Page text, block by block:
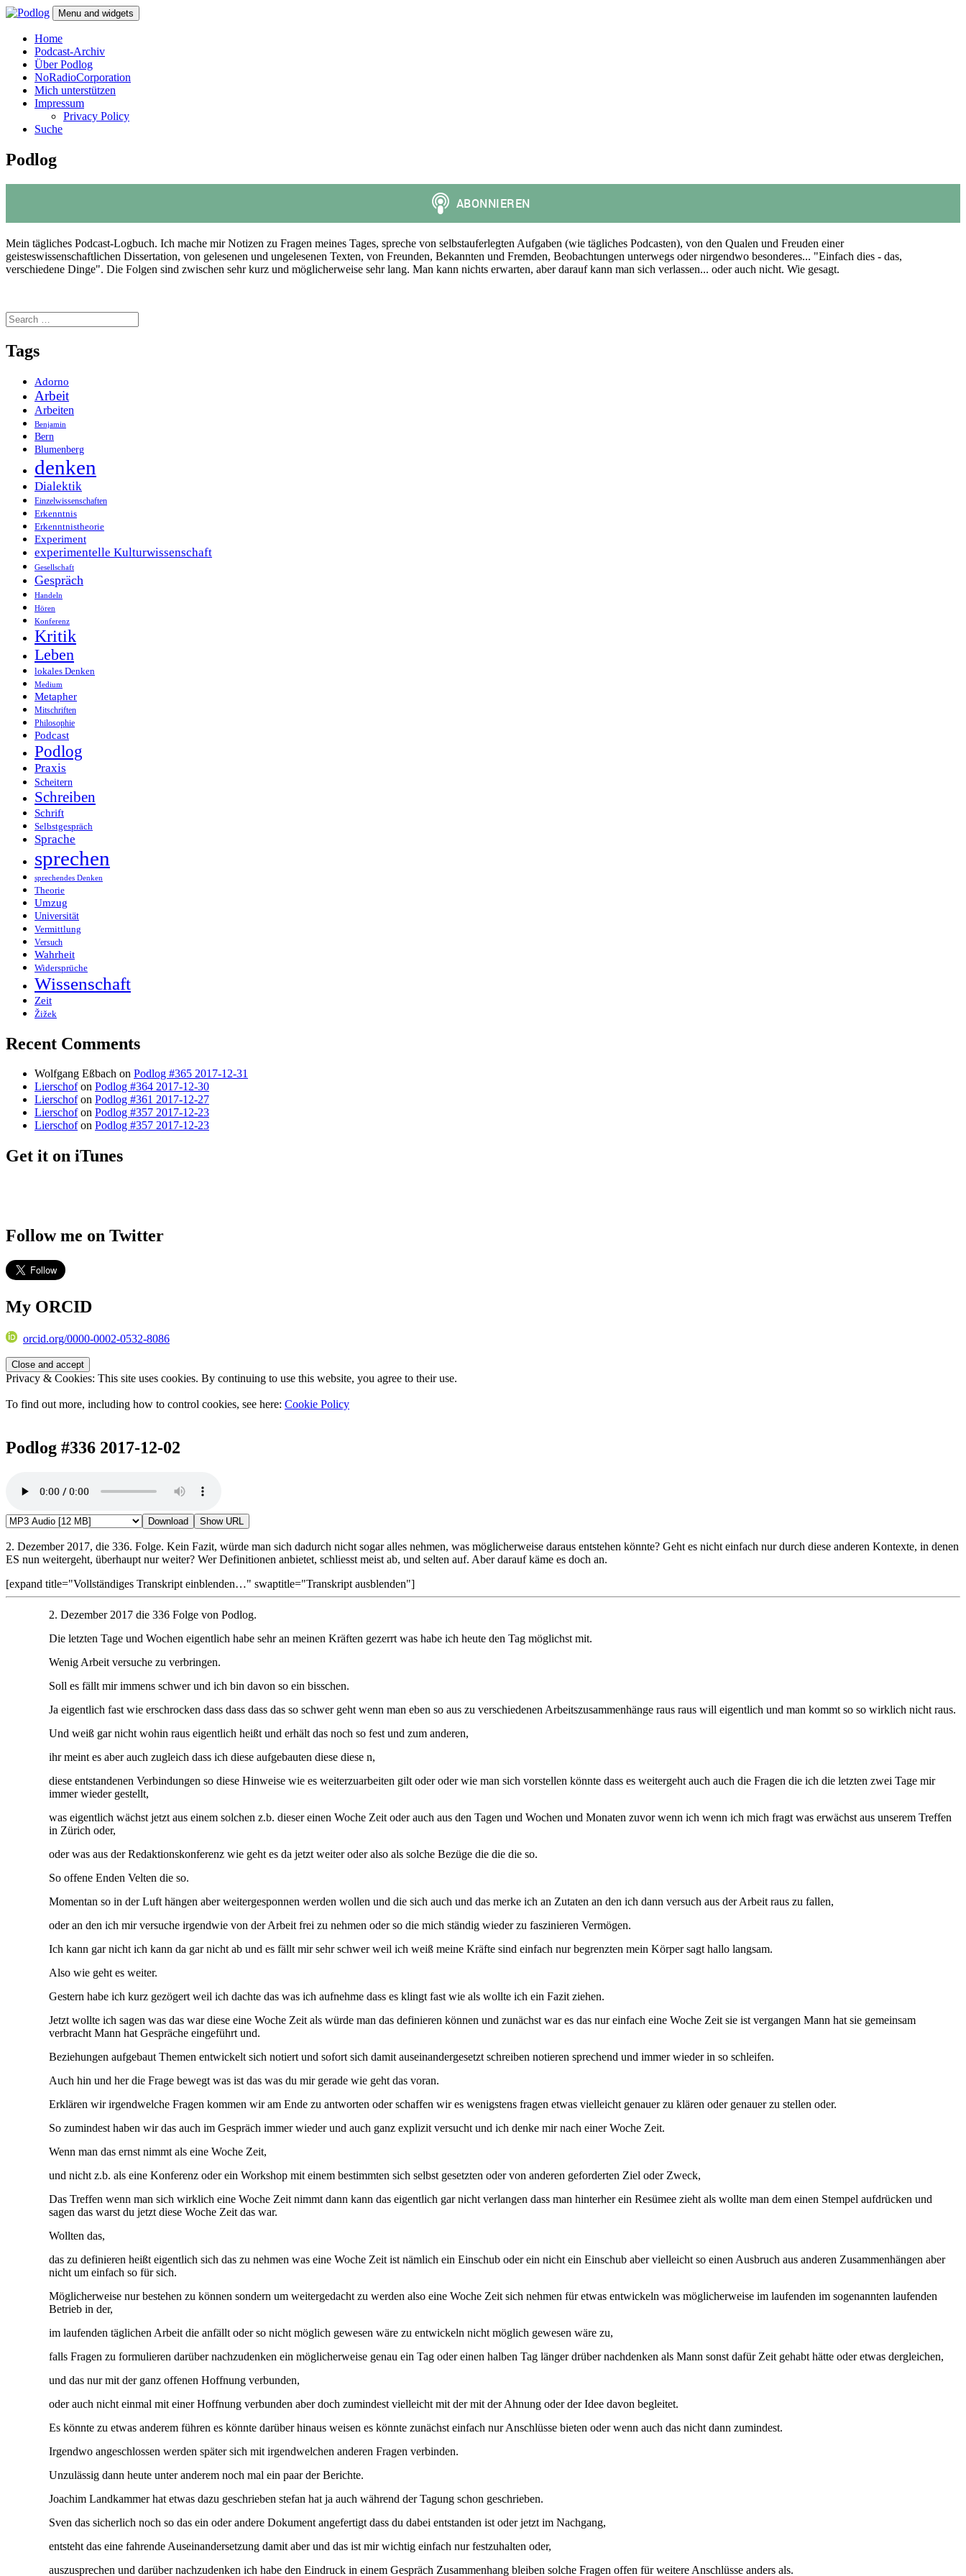
Skip
content
Podlog
Denktagebuch – Selbstgespräch – Experimentalsystem – experimentelle Kulturwissenschaft
Menu and widgets
Home
Podcast-Archiv
Über Podlog
NoRadioCorporation
Mich unterstützen
Impressum
Privacy Policy
Suche
Podlog
Mein tägliches Podcast-Logbuch. Ich mache mir Notizen zu Fragen meines Tages, spreche von selbstauferlegten Aufgaben (wie tägliches Podcasten), von den Qualen und Freuden einer
geisteswissenschaftlichen Dissertation, von gelesenen und ungelesenen Texten, von Freunden, Bekannten und Fremden, Beobachtungen unterwegs oder nirgendwo besonderes... "Einfach dies - das,
verschiedene Dinge". Die Folgen sind zwischen sehr kurz und möglicherweise sehr lang. Man kann nichts erwarten, aber darauf kann man sich verlassen... oder auch nicht. Wie gesagt.
Search
for:
Tags
Adorno
Arbeit
Arbeiten
Benjamin
Bern
Blumenberg
denken
Dialektik
Einzelwissenschaften
Erkenntnis
Erkenntnistheorie
Experiment
experimentelle Kulturwissenschaft
Gesellschaft
Gespräch
Handeln
Hören
Konferenz
Kritik
Leben
lokales Denken
Medium
Metapher
Mitschriften
Philosophie
Podcast
Podlog
Praxis
Scheitern
Schreiben
Schrift
Selbstgespräch
Sprache
sprechen
sprechendes Denken
Theorie
Umzug
Universität
Vermittlung
Versuch
Wahrheit
Widersprüche
Wissenschaft
Zeit
Žižek
Recent Comments
Wolfgang Eßbach on Podlog #365 2017-12-31
Lierschofon Podlog #364 2017-12-30
Lierschofon Podlog #361 2017-12-27
Lierschofon Podlog #357 2017-12-23
Lierschofon Podlog #357 2017-12-23
Get it on iTunes
Follow me on Twitter
My ORCID
orcid.org/0000-0002-0532-8086
Privacy & Cookies: This site uses cookies. By continuing to use this website, you agree to their use.
To find out more, including how to control cookies, see here: Cookie Policy
Podlog #336 2017-12-02
Download Show URL
2. Dezember 2017, die 336. Folge. Kein Fazit, würde man sich dadurch nicht sogar alles nehmen, was möglicherweise daraus entstehen könnte? Geht es nicht einfach nur durch diese anderen Kontexte, in denen
ES nun weitergeht, überhaupt nur weiter? Wer Definitionen anbietet, schliesst meist ab, und selten auf. Aber darauf käme es doch an.
[expand title="Vollständiges Transkript einblenden…" swaptitle="Transkript ausblenden"]
2. Dezember 2017 die 336 Folge von Podlog.
Die letzten Tage und Wochen eigentlich habe sehr an meinen Kräften gezerrt was habe ich heute den Tag möglichst mit.
Wenig Arbeit versuche zu verbringen.
Soll es fällt mir immens schwer und ich bin davon so ein bisschen.
Ja eigentlich fast wie erschrocken dass dass dass das so schwer geht wenn man eben so aus zu verschiedenen Arbeitszusammenhänge raus raus will eigentlich und man kommt so so wirklich nicht raus.
Und weiß gar nicht wohin raus eigentlich heißt und erhält das noch so fest und zum anderen,
ihr meint es aber auch zugleich dass ich diese aufgebauten diese diese n,
diese entstandenen Verbindungen so diese Hinweise wie es weiterzuarbeiten gilt oder oder wie man sich vorstellen könnte dass es weitergeht auch auch die Fragen die ich die letzten zwei Tage mir
immer wieder gestellt,
was eigentlich wächst jetzt aus einem solchen z.b. dieser einen Woche Zeit oder auch aus den Tagen und Wochen und Monaten zuvor wenn ich wenn ich mich fragt was erwächst aus unserem Treffen
in Zürich oder,
oder was aus der Redaktionskonferenz wie geht es da jetzt weiter oder also als solche Bezüge die die die so.
So offene Enden Velten die so.
Momentan so in der Luft hängen aber weitergesponnen werden wollen und die sich auch und das merke ich an Zutaten an den ich dann versuch aus der Arbeit raus zu fallen,
oder an den ich mir versuche irgendwie von der Arbeit frei zu nehmen oder so die mich ständig wieder zu faszinieren Vermögen.
Ich kann gar nicht ich kann da gar nicht ab und es fällt mir sehr schwer weil ich weiß meine Kräfte sind einfach nur begrenzten mein Körper sagt hallo langsam.
Also wie geht es weiter.
Gestern habe ich kurz gezögert weil ich dachte das was ich aufnehme dass es klingt fast wie als wollte ich ein Fazit ziehen.
Jetzt wollte ich sagen was das war diese eine Woche Zeit als würde man das definieren können und zunächst war es das nur einfach eine Woche Zeit sie ist vergangen Mann hat sie gemeinsam
verbracht Mann hat Gespräche eingeführt und.
Beziehungen aufgebaut Themen entwickelt sich notiert und sofort sich damit auseinandergesetzt schreiben notieren sprechend und immer wieder in so schleifen.
Auch hin und her die Frage bewegt was ist das was du mir gerade wie geht das voran.
Erklären wir irgendwelche Fragen kommen wir am Ende zu antworten oder schaffen wir es wenigstens fragen etwas vielleicht genauer zu klären oder genauer zu stellen oder.
So zumindest haben wir das auch im Gespräch immer wieder und auch ganz explizit versucht und ich denke mir nach einer Woche Zeit.
Wenn man das ernst nimmt als eine Woche Zeit,
und nicht z.b. als eine Konferenz oder ein Workshop mit einem bestimmten sich selbst gesetzten oder von anderen geforderten Ziel oder Zweck,
Das Treffen wenn man sich wirklich eine Woche Zeit nimmt dann kann das eigentlich gar nicht verlangen dass man hinterher ein Resümee zieht als wollte man dem einen Stempel aufdrücken und
sagen das warst du jetzt diese Woche Zeit das war.
Wollten das,
das zu definieren heißt eigentlich sich das zu nehmen was eine Woche Zeit ist nämlich ein Einschub oder ein nicht ein Einschub aber vielleicht so einen Ausbruch aus anderen Zusammenhängen aber
nicht um einfach so für sich.
Möglicherweise nur bestehen zu können sondern um weitergedacht zu werden also eine Woche Zeit sich nehmen für etwas entwickeln was möglicherweise im laufenden im sogenannten laufenden
Betrieb in der,
im laufenden täglichen Arbeit die anfällt oder so nicht möglich gewesen wäre zu entwickeln nicht möglich gewesen wäre zu,
falls Fragen zu formulieren darüber nachzudenken ein möglicherweise genau ein Tag oder einen halben Tag länger drüber nachdenken als Mann sonst dafür Zeit gehabt hätte oder etwas dergleichen,
und das nur mit der ganz offenen Hoffnung verbunden,
oder auch nicht einmal mit einer Hoffnung verbunden aber doch zumindest vielleicht mit der mit der Ahnung oder der Idee davon begleitet.
Es könnte zu etwas anderem führen es könnte darüber hinaus weisen es könnte zunächst einfach nur Anschlüsse bieten oder wenn auch das nicht dann zumindest.
Irgendwo angeschlossen werden später sich mit irgendwelchen anderen Fragen verbinden.
Unzulässig dann heute unter anderem noch mal ein paar der Berichte.
Joachim Landkammer hat etwas dazu geschrieben stefan hat ja auch während der Tagung schon geschrieben.
Sven das sicherlich noch so das ein oder andere Dokument angefertigt dass du dabei entstanden ist oder jetzt im Nachgang,
entsteht das eine fahrende Auseinandersetzung damit aber und das ist mir wichtig einfach nur festzuhalten oder,
auszusprechen und darüber nachzudenken ich habe den Eindruck in einem Gespräch Zusammenhang bleiben solche Fragen offen für weitere Anschlüsse anders als.